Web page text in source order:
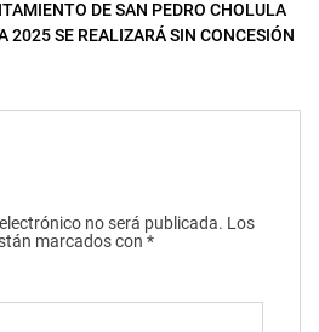
DE SAN PEDRO CHOLULA
2025 SE REALIZARÁ SIN CONCESIÓN
no será publicada. Los
marcados con *